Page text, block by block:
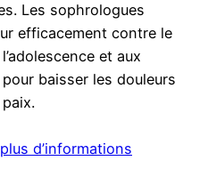
Les sophrologues
efficacement contre le
et aux
baisser les douleurs
plus d’informations